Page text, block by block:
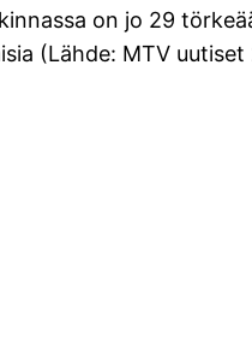
on jo 29
(Lähde: MTV uutiset